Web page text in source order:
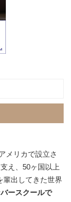
メリカで設立さ
え、50ヶ国以上
輩出してきた世界
ースクールで